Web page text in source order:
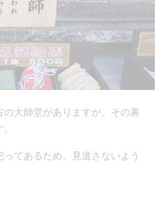
大師堂がありますが、その裏
てあるため、見逃さないよう